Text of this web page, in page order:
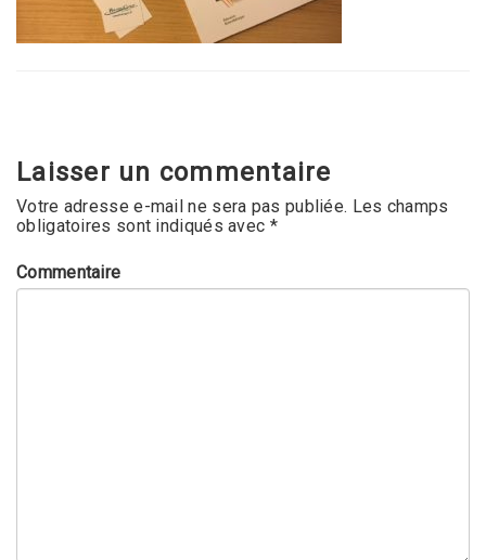
Laisser un commentaire
Votre adresse e-mail ne sera pas publiée. Les champs
obligatoires sont indiqués avec *
Commentaire